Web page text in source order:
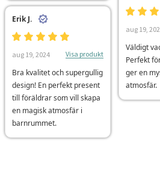
aug 19,
Väldigt
Perfekt
ger en
atmosfär.
Erik J.
aug 19, 2024 Visa produkt
Bra kvalitet och supergullig
design! En perfekt present
till föräldrar som vill skapa
en magisk atmosfär i
barnrummet.